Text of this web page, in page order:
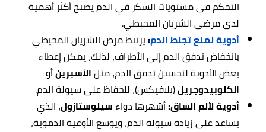
التحكم في مستويات السكر في الدم يصبح أكثر أهمية
لدى مرضى الشريان المحيطي.
أدوية لمنع تجلط الدم:يرتبط مرض الشريان المحيطي
بانخفاض تدفق الدم إلى الأطراف، لذلك، يمكن إعطاء
بعض الأدوية لتحسين تدفق الدم، مثلالأسبرينأو
الكلوبيدوجريل(بلافيكس)، للحفاظ على سيولة الدم.
أدوية لألم الساق:أشهرها دواءسيلوستازول، الذي
يساعد على زيادة سيولة الدم، ويوسع الأوعية الدموية،